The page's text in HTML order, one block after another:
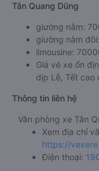
Tân Quang Dũng
giường nằm:
giường nằm
limousine:
Giá vé xe ổn
dịp Lễ, Tết cao
Thông tin liên hệ
Văn phòng xe Tân
Xem địa chỉ
https://
Điện thoại: